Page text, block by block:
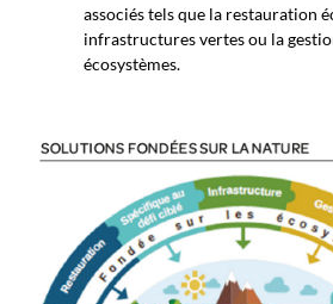
associés tels que la restauration
infrastructures vertes ou la
écosystèmes.